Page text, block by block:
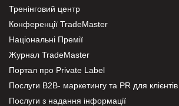
Тренінговий центр
Конференції TradeMaster
Національні Премії
Журнал TradeMaster
Портал про Private Label
Послуги В2В- маркетингу та PR для клієнтів
Послуги з надання інформації